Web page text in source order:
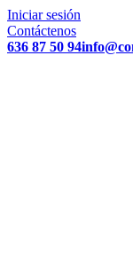
Iniciar sesión
Contáctenos
636 87 50 94